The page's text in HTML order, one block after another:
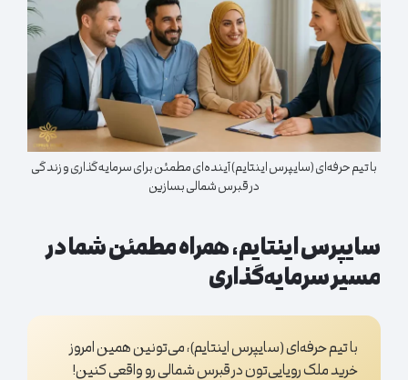
با تیم حرفه‌ای (سایپرس اینتایم) آینده‌ای مطمئن برای سرمایه‌گذاری و زندگی
در قبرس شمالی بسازین
سایپرس اینتایم، همراه مطمئن شما در
مسیر سرمایه‌گذاری
با تیم حرفه‌ای (سایپرس اینتایم)، می‌تونین همین امروز
خرید ملک رویایی‌تون در قبرس شمالی رو واقعی کنین!